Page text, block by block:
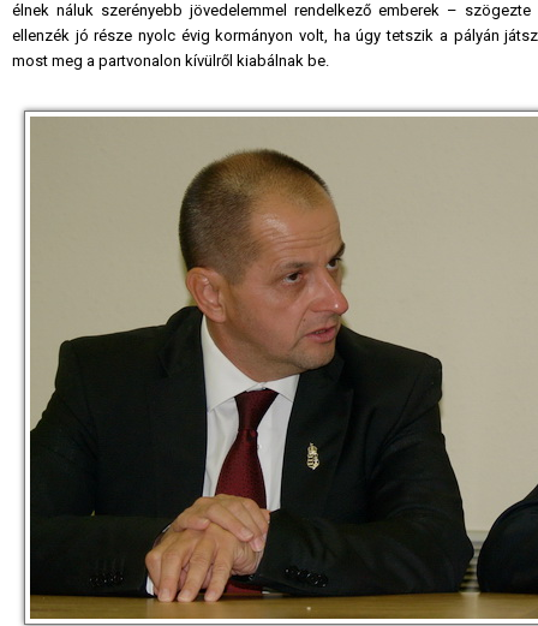
élnek náluk szerényebb jövedelemmel rendelkező emberek –
ellenzék jó része nyolc évig kormányon volt, ha úgy tetszik a pályán
most meg a partvonalon kívülről kiabálnak be.